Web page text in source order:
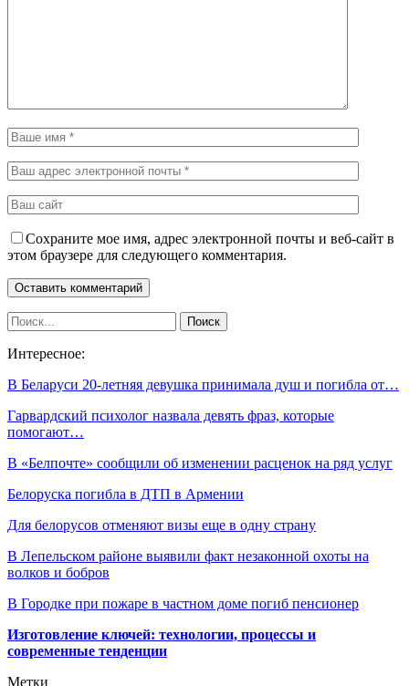
Сохраните мое имя, адрес электронной почты и веб-сайт в
этом браузере для следующего комментария.
Интересное:
В Беларуси 20-летняя девушка принимала душ и погибла от…
Гарвардский психолог назвала девять фраз, которые
помогают…
В «Белпочте» сообщили об изменении расценок на ряд услуг
Белоруска погибла в ДТП в Армении
Для белорусов отменяют визы еще в одну страну
В Лепельском районе выявили факт незаконной охоты на
волков и бобров
В Городке при пожаре в частном доме погиб пенсионер
Изготовление ключей: технологии, процессы и
современные тенденции
Метки